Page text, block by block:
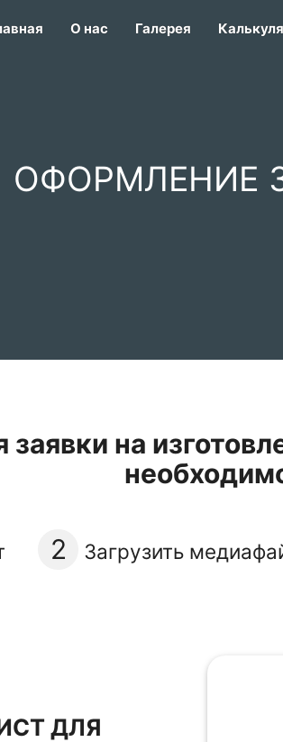
О нас Галерея
ОФОРМЛЕНИЕ
на
2 Загрузить
ДЛЯ